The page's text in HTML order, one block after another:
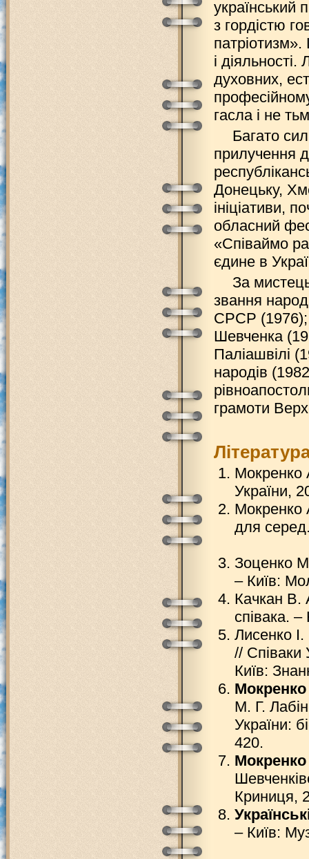
український
з гордістю
патріотизм».
і
духовних,
гасла і не
Багато
прилучення
Донецьку,
ініціативи,
обласний
«Співаймо
єдине в
За
звання
СРСР (1976);
Шевченка
Паліашвілі
народів
грамоти
України,
для
Зоценко
– Київ:
Качкан
співака.
Лисенко
// Співаки
Київ:
М. Г.
України:
420.
Криниця,
– Київ: